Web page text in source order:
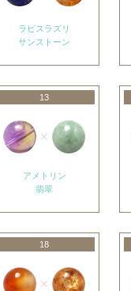
ラピスラズリ
サンストーン
13
アメトリン
翡翠
18